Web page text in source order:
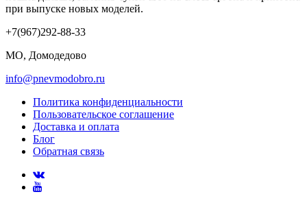
при выпуске новых моделей.
+7(967)292-88-33
МО, Домодедово
info@pnevmodobro.ru
Политика конфиденциальности
Пользовательское соглашение
Доставка и оплата
Блог
Обратная связь